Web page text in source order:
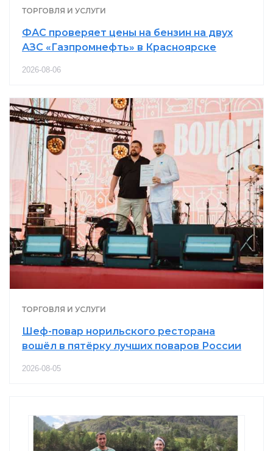
ТОРГОВЛЯ И УСЛУГИ
ФАС проверяет цены на бензин на двух
АЗС «Газпромнефть» в Красноярске
2026-08-06
ТОРГОВЛЯ И УСЛУГИ
Шеф-повар норильского ресторана
вошёл в пятёрку лучших поваров России
2026-08-05